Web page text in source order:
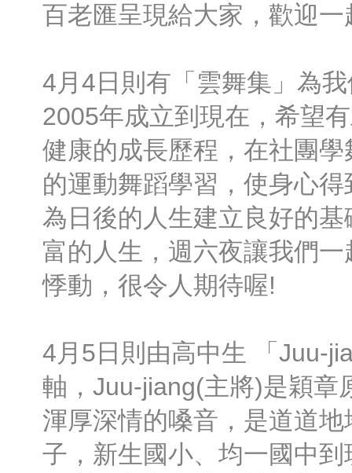
百老匯呈現給大家，歡迎
4月4日則有「雲舞集」為
2005年成立到現在，希望
健康的成長歷程，在社團
的運動舞蹈學習，使身心
為日後的人生建立良好的
富的人生，週六夜讓我們
悸動，很令人期待喔!
4月5日則由高中生 「Juu-
軸，Juu-jiang(主將)是穎章
渾厚深情的嗓音，是道道
子，新生國小、均一國中